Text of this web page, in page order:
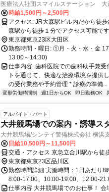
医療法人社団スマイルステーション 大
時給1,500円～2,500円
アクセス: JR大森駅ビル内だから徒歩約０分の距離です。バスをご利用の場合は大
森駅から徒歩１分でアクセス可能で
名を記入>もございます。
東京都東京23区大田区
勤務時間・曜日: ①月・火・水・金
13:00～14:30)
仕事内容: 歯科医院での歯科助手兼
トを通じて、快適な治療環境を提供
の受付業務や予約管理 * 診療の準備...
変形労働時間制 週1日からOK 即日勤務OK
アルバイト・パート
大井競馬場での案内・誘導ス
大井競馬場/シンテイ警備株式会社 横浜
日給10,500円～11,500円
交通・アクセス 京急立合川駅から徒
東京都東京23区品川区
勤務時間詳細 実働時間：1日あたり8
8:00-17:00、10:00-19:00、12:00-
仕事内容 大井競馬場でのお仕事！